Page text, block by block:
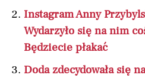
Instagram Anny
Wydarzyło się na nim
Będziecie płakać
Doda zdecydowała się